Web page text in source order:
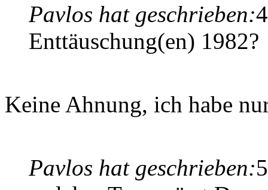
Pavlos hat geschrieben:
Enttäuschung(en) 1982?
Keine Ahnung, ich habe
Pavlos hat geschrieben: